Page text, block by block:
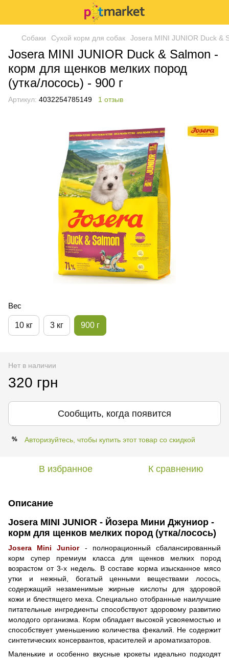
Собаки Сухой корм для собак Josera MINI JUNIOR Duck &
Josera MINI JUNIOR Duck & Salmon -
корм для щенков мелких пород
(утка/лосось) - 900 г
Артикул: 4032254785149 1 отзыв
Вес
10 кг 3 кг 900 г
Нет в наличии
320 грн
Сообщить, когда появится
% Авторизуйтесь, чтобы купить этот товар со скидкой
В избранное К сравнению
Описание
Josera MINI JUNIOR - Йозера Мини Джуниор -
корм для щенков мелких пород (утка/лосось)
Josera Mini Junior- полнорационный сбалансированный
корм супер премиум класса для щенков мелких пород
возрастом от 3-х недель. В составе корма изысканное мясо
утки и нежный, богатый ценными веществами лосось,
содержащий незаменимые жирные кислоты для здоровой
кожи и блестящего меха. Специально отобранные наилучшие
питательные ингредиенты способствуют здоровому развитию
молодого организма. Корм обладает высокой усвояемостью и
способствует уменьшению количества фекалий. Не содержит
синтетических консервантов, красителей и ароматизаторов.
Маленькие и особенно вкусные крокеты идеально подходят